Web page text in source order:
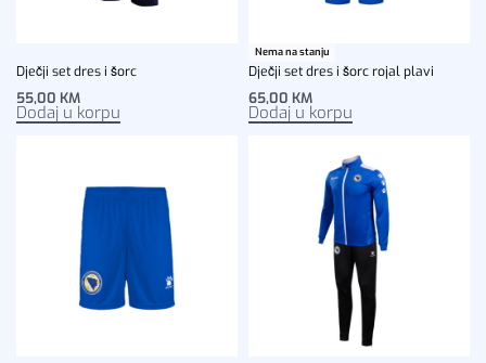
Dječji set dres i šorc
55,00 KM
Dodaj u korpu
Nema na stanju
Dječji set dres i šorc rojal plavi
65,00 KM
Dodaj u korpu